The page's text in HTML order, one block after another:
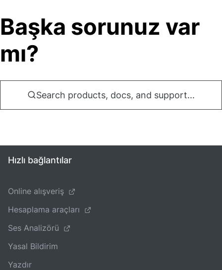
Başka sorunuz var
mı?
Search products, docs, and support...
Hızlı bağlantılar
Online alışveriş
Hesaplama araçları
Ses Analizörü
Yasal Bildirim
Yazdır